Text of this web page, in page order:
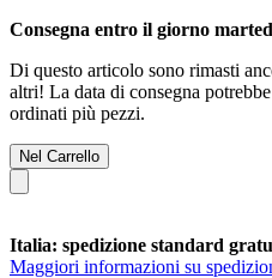
Consegna entro il giorno
Di questo articolo sono rimasti
altri! La data di consegna
ordinati più pezzi.
Nel Carrello
Italia: spedizione standard
Maggiori informazioni su